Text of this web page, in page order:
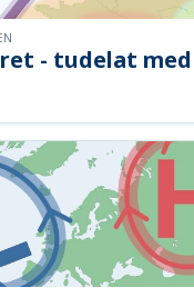
- tudelat med